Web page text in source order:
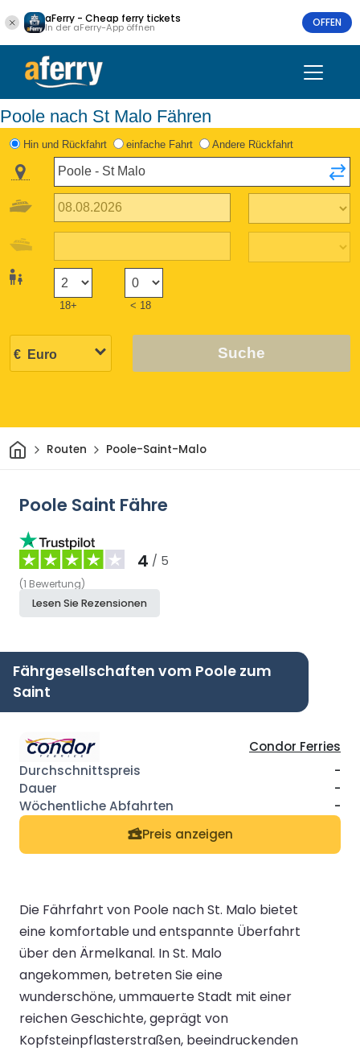
aFerry - Cheap ferry tickets
In der aFerry-App öffnen OFFEN
Poole nach St Malo Fähren
Hin und Rückfahrt einfache Fahrt Andere Rückfahrt
18+ < 18
Suche
HeimRouten Poole-Saint-Malo
Poole Saint Fähre
4 / 5
(1 Bewertung)
Lesen Sie Rezensionen
Fährgesellschaften vom Poole zum
Saint
Condor Ferries
-
-
-
Preis anzeigen
Die Fährfahrt von Poole nach St. Malo bietet
eine komfortable und entspannte Überfahrt
über den Ärmelkanal. In St. Malo
angekommen, betreten Sie eine
wunderschöne, ummauerte Stadt mit einer
reichen Geschichte, geprägt von
Kopfsteinpflasterstraßen, beeindruckenden